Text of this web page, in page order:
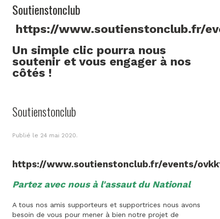
Soutienstonclub
https://www.soutienstonclub.fr/
Un simple clic pourra nous
soutenir et vous engager à nos
côtés !
Soutienstonclub
Publié le 24 mai 2020.
https://www.soutienstonclub.fr/events/
Partez avec nous à l'assaut du National
A tous nos amis supporteurs et supportrices nous avons
besoin de vous pour mener à bien notre projet de